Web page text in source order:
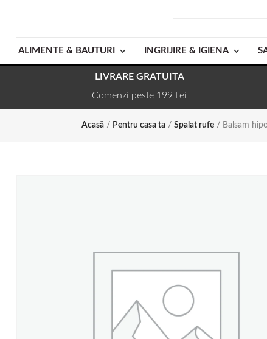
ALIMENTE & BAUTURI INGRIJIRE & IGIENA
LIVRARE GRATUITA
Comenzi peste 199 Lei
Acasă / Pentru casa ta /Spalat rufe / Balsam